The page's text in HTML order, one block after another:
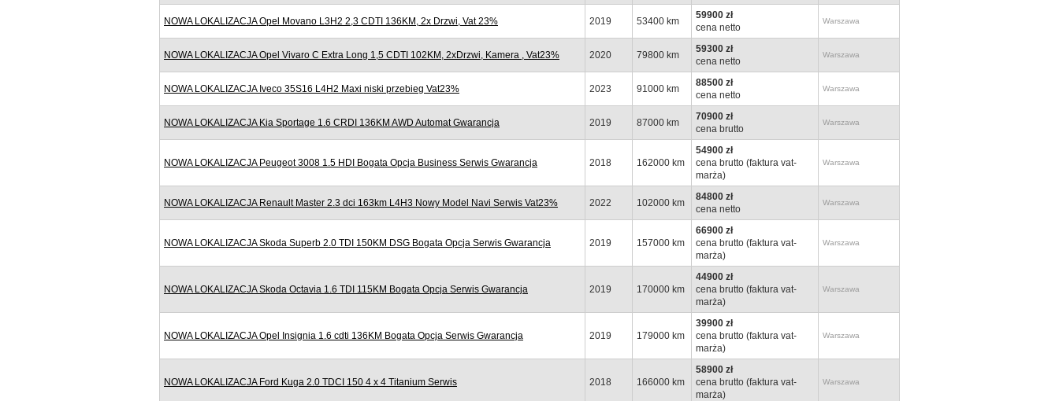
NOWA LOKALIZACJA Opel Movano L3H2 2,3 CDTI 136KM, 2x Drzwi, Vat 23% 2019 53400 km
59900 zł
cena netto
Warszawa
NOWA LOKALIZACJA Opel Vivaro C Extra Long 1,5 CDTI 102KM, 2xDrzwi, Kamera , Vat23% 2020 79800 km
59300 zł
cena netto
Warszawa
NOWA LOKALIZACJA Iveco 35S16 L4H2 Maxi niski przebieg Vat23% 2023 91000 km
88500 zł
cena netto
Warszawa
NOWA LOKALIZACJA Kia Sportage 1.6 CRDI 136KM AWD Automat Gwarancja 2019 87000 km
70900 zł
cena brutto
Warszawa
NOWA LOKALIZACJA Peugeot 3008 1.5 HDI Bogata Opcja Business Serwis Gwarancja 2018 162000 km
54900 zł
cena brutto (faktura vat-
marża)
Warszawa
NOWA LOKALIZACJA Renault Master 2.3 dci 163km L4H3 Nowy Model Navi Serwis Vat23% 2022 102000 km
84800 zł
cena netto
Warszawa
NOWA LOKALIZACJA Skoda Superb 2.0 TDI 150KM DSG Bogata Opcja Serwis Gwarancja 2019 157000 km
66900 zł
cena brutto (faktura vat-
marża)
Warszawa
NOWA LOKALIZACJA Skoda Octavia 1.6 TDI 115KM Bogata Opcja Serwis Gwarancja 2019 170000 km
44900 zł
cena brutto (faktura vat-
marża)
Warszawa
NOWA LOKALIZACJA Opel Insignia 1.6 cdti 136KM Bogata Opcja Serwis Gwarancja 2019 179000 km
39900 zł
cena brutto (faktura vat-
marża)
Warszawa
NOWA LOKALIZACJA Ford Kuga 2.0 TDCI 150 4 x 4 Titanium Serwis 2018 166000 km
58900 zł
cena brutto (faktura vat-
marża)
Warszawa